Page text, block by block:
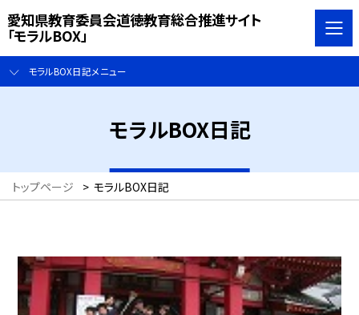
愛知県教育委員会道徳教育総合推進サイト
「モラルBOX」
モラルBOX日記メニュー
モラルBOX日記
トップページ > モラルBOX日記